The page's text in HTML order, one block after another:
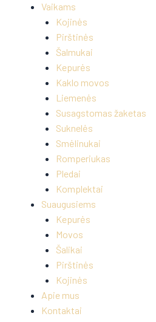
Vaikams
Kojinės
Pirštinės
Šalmukai
Kepurės
Kaklo movos
Liemenės
Susagstomas žaketas
Suknelės
Smėlinukai
Romperiukas
Pledai
Komplektai
Suaugusiems
Kepurės
Movos
Šalikai
Pirštinės
Kojinės
Apie mus
Kontaktai